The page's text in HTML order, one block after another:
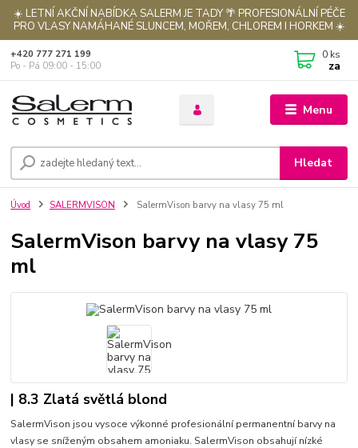
☀️ LETNÍ AKČNÍ NABÍDKA SALERM JE TADY 🌴 PROFESIONÁLNÍ PÉČE
PRO VLASY NAMÁHANÉ SLUNCEM, MOŘEM, CHLOREM I HORKEM ☀️
Menu
Hledat
+420 777 271 199
Po - Pá 09:00 - 15:00
0 ks
za
Úvod SALERMVISON SalermVison barvy na vlasy 75 ml
SalermVison barvy na vlasy 75
ml
| 8.3 Zlatá světlá blond
SalermVison jsou vysoce výkonné profesionální permanentní barvy na
vlasy se sníženým obsahem amoniaku. SalermVison obsahují nízké